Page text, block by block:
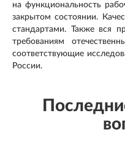
на функциональность
закрытом состоянии.
стандартами. Также вся
требованиям
соответствующие
России.